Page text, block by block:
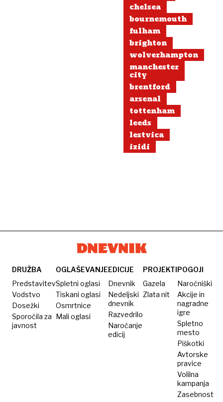
chelsea
bournemouth
fulham
brighton
wolverhampton
manchester
city
brentford
arsenal
tottenham
leeds
lestvica
izidi
DRUŽBA
Predstavitev
Vodstvo
Dosežki
Sporočila za
javnost
OGLAŠEVANJE
Spletni oglasi
Tiskani oglasi
Osmrtnice
Mali oglasi
EDICIJE
Dnevnik
Nedeljski
dnevnik
Razvedrilo
Naročanje
edicij
PROJEKTI
Gazela
Zlata nit
POGOJI
Naročniški
Akcije in
nagradne
igre
Spletno
mesto
Piškotki
Avtorske
pravice
Volilna
kampanja
Zasebnost